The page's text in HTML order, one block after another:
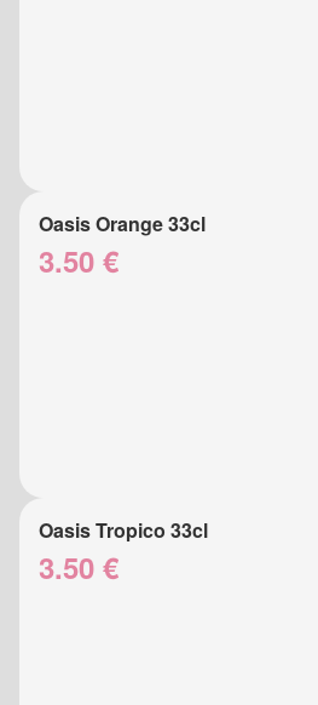
Oasis Orange 33cl
3.50 €
Oasis Tropico 33cl
3.50 €